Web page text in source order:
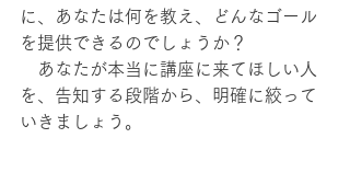
に、あなたは何を教え、どんなゴール
を提供できるのでしょうか？
あなたが本当に講座に来てほしい人
を、告知する段階から、明確に絞って
いきましょう。